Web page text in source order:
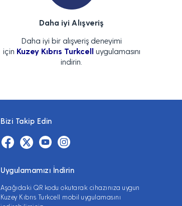
Daha iyi Alışveriş
Daha iyi bir alışveriş deneyimi
için Kuzey Kıbrıs Turkcell uygulamasını
indirin.
Bizi Takip Edin
Uygulamamızı İndirin
Aşağıdaki QR kodu okutarak cihazınıza uygun
Kuzey Kıbrıs Turkcell mobil uygulamasını